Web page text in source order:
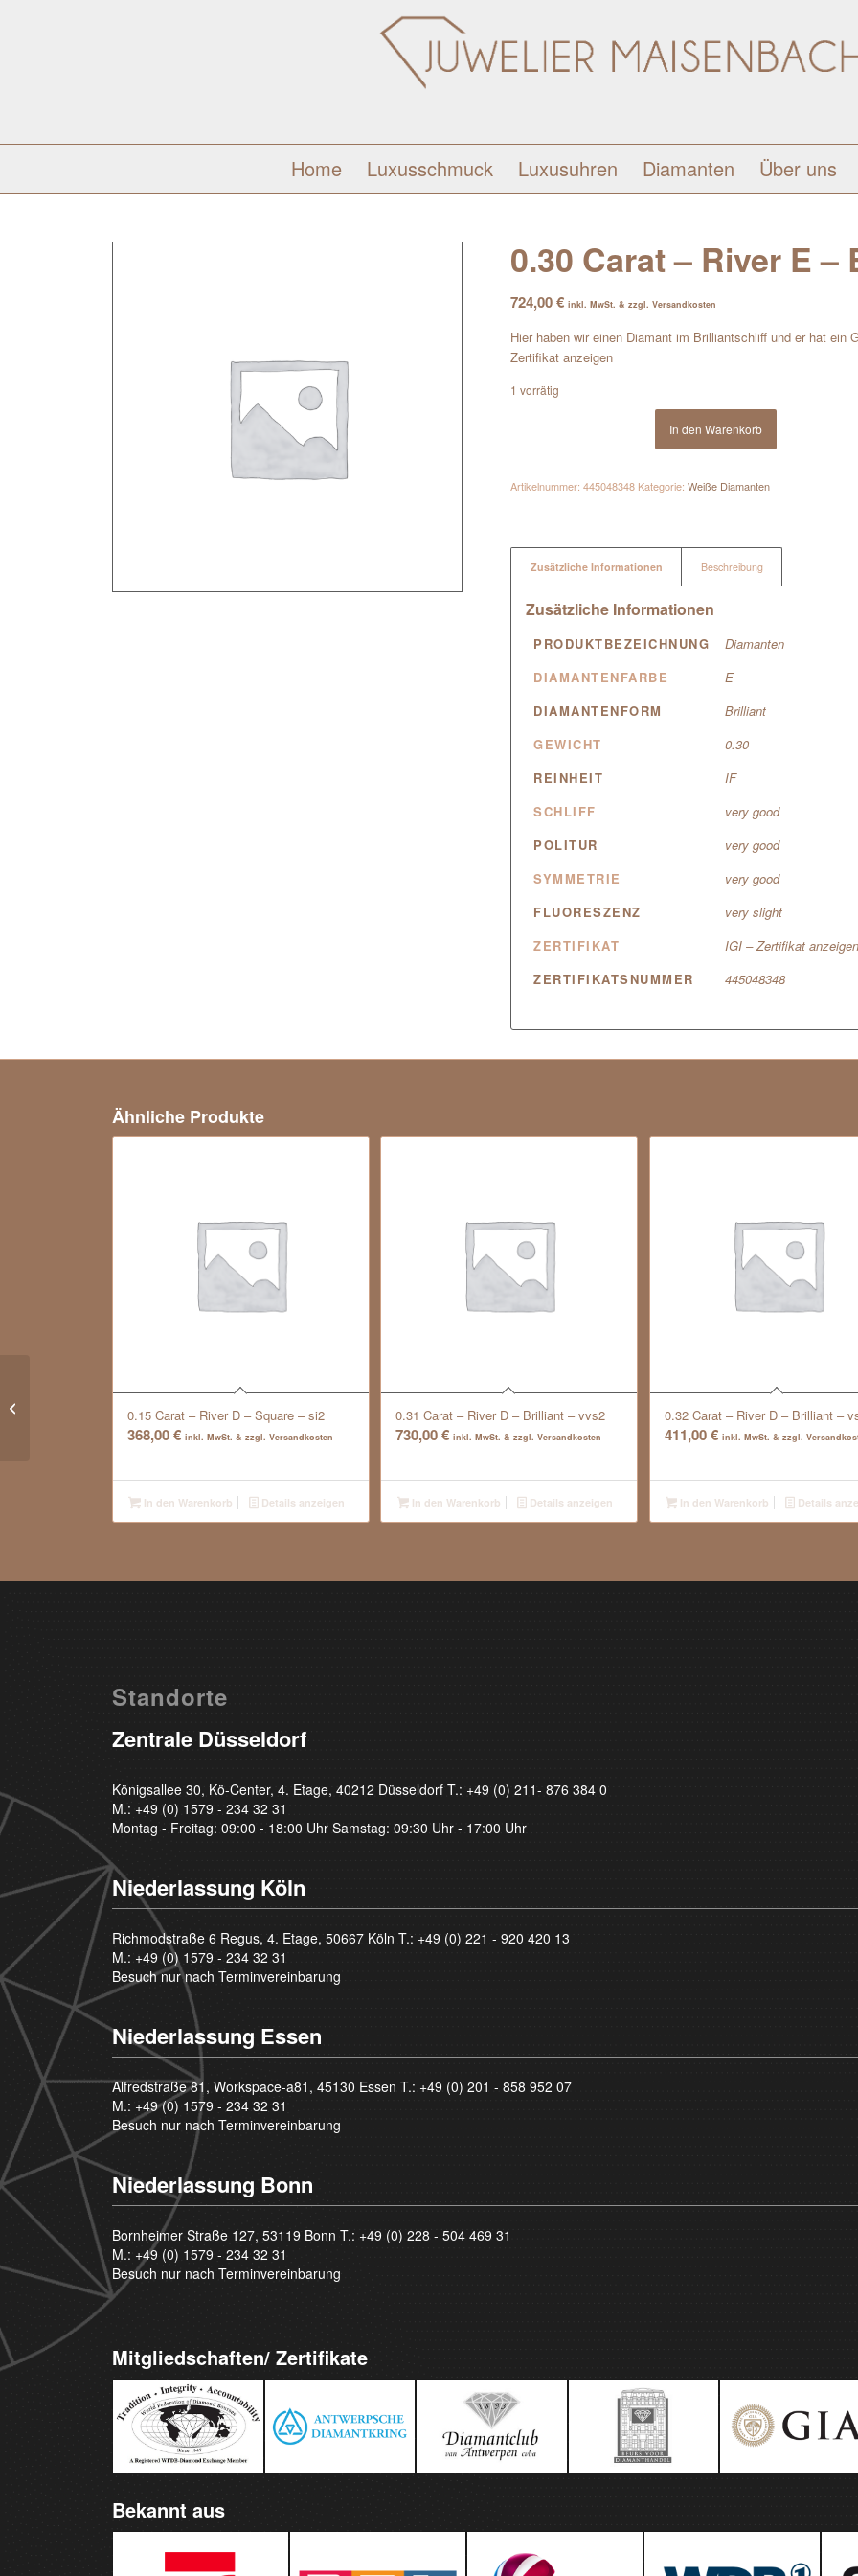
Home Luxusschmuck Luxusuhren Diamanten Über uns
0.30 Carat – River E –
724,00€ inkl. MwSt. & zzgl. Versandkosten
Hier haben wir einen Diamant im Brilliantschliff und er hat
Zertifikat anzeigen
1 vorrätig
In den Warenkorb
Artikelnummer:445048348 Kategorie:Weiße Diamanten
Zusätzliche Informationen Beschreibung
Zusätzliche Informationen
PRODUKTBEZEICHNUNG
Diamanten
DIAMANTENFARBE
E
DIAMANTENFORM
Brilliant
GEWICHT
0.30
REINHEIT
IF
SCHLIFF
very good
POLITUR
very good
SYMMETRIE
very good
FLUORESZENZ
very slight
ZERTIFIKAT
IGI – Zertifikat
ZERTIFIKATSNUMMER
445048348
Ähnliche Produkte
0.15 Carat – River D – Square – si2
368,00€ inkl. MwSt. & zzgl. Versandkosten
In den Warenkorb Details anzeigen
0.31 Carat – River D – Brilliant – vvs2
730,00€ inkl. MwSt. & zzgl. Versandkosten
In den Warenkorb Details anzeigen
0.32 Carat – River D – Brilliant –
411,00€ inkl. MwSt. & zzgl.
In den Warenkorb Details
Standorte
Zentrale Düsseldorf
Königsallee 30, Kö-Center, 4. Etage, 40212 Düsseldorf T.: +49 (0) 211- 876 384 0
M.: +49 (0) 1579 - 234 32 31
Montag - Freitag: 09:00 - 18:00 Uhr Samstag: 09:30 Uhr - 17:00 Uhr
Niederlassung Köln
Richmodstraße 6 Regus, 4. Etage, 50667 Köln T.: +49 (0) 221 - 920 420 13
M.: +49 (0) 1579 - 234 32 31
Besuch nur nach Terminvereinbarung
Niederlassung Essen
Alfredstraße 81, Workspace-a81, 45130 Essen T.: +49 (0) 201 - 858 952 07
M.: +49 (0) 1579 - 234 32 31
Besuch nur nach Terminvereinbarung
Niederlassung Bonn
Bornheimer Straße 127, 53119 Bonn T.: +49 (0) 228 - 504 469 31
M.: +49 (0) 1579 - 234 32 31
Besuch nur nach Terminvereinbarung
Mitgliedschaften/ Zertifikate
Bekannt aus
0.30 Carat – River E – Brilliant – IF